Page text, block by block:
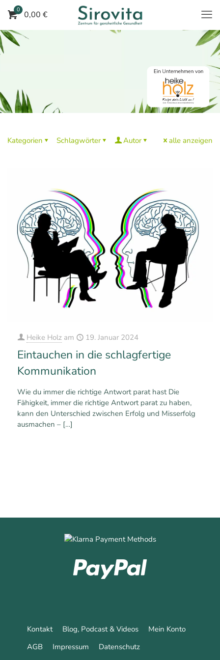
0 0,00 €
Kategorien Schlagwörter Autor alle anzeigen
Heike Holz am 19. Januar 2024
Eintauchen in die schlagfertige
Kommunikation
Wie du immer die richtige Antwort parat hast Die
Fähigkeit, immer die richtige Antwort parat zu haben,
kann den Unterschied zwischen Erfolg und Misserfolg
ausmachen – […]
Kontakt Blog, Podcast & Videos
Mein Konto
AGB
Impressum
Datenschutz